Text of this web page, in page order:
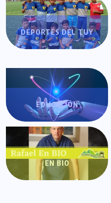
DEPORTES DEL TUY
EDUCACIÓN
EN BIO